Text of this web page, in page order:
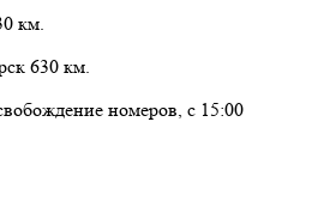
км.
630 км.
номеров, с 15:00